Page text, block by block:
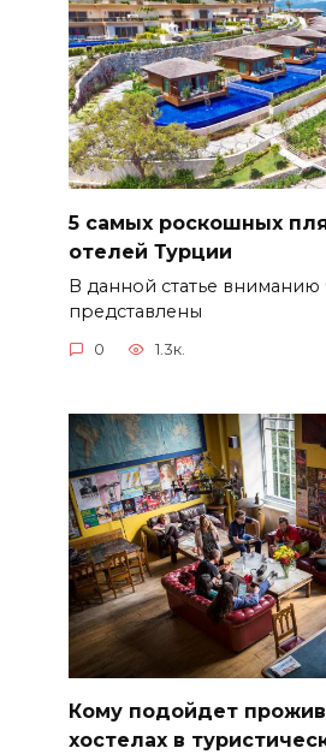
5 самых роскошных
отелей Турции
В данной статье вниманию
представлены
0 1.3к.
Кому подойдет
хостелах в